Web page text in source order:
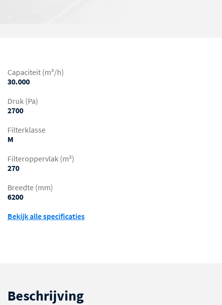
Capaciteit (m³/h)
30.000
Druk (Pa)
2700
Filterklasse
M
Filteroppervlak (m²)
270
Breedte (mm)
6200
Bekijk alle specificaties
Beschrijving